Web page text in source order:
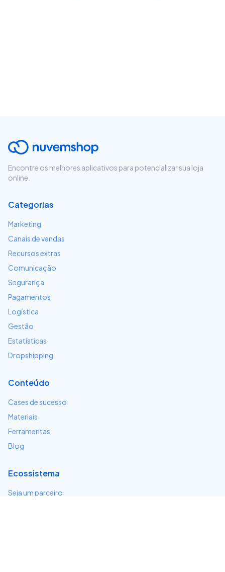
Encontre os melhores aplicativos para potencializar sua loja
online.
Categorias
Marketing
Canais de vendas
Recursos extras
Comunicação
Segurança
Pagamentos
Logística
Gestão
Estatísticas
Dropshipping
Conteúdo
Cases de sucesso
Materiais
Ferramentas
Blog
Ecossistema
Seja um parceiro